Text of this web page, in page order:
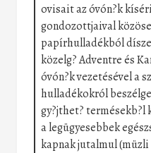
ovisait az óvón?k
gondozottjaival
papírhulladékból
közelg? Adventre és
óvón?k vezetésével a
hulladékokról
gy?jthet? termésekb?l
a legügyesebbek
kapnak jutalmul